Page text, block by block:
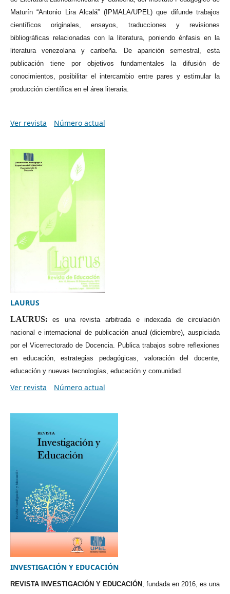
Maturín “Antonio Lira Alcalá” (IPMALA/UPEL) que difunde trabajos
cientíﬁcos originales, ensayos, traducciones y revisiones
bibliográﬁcas relacionadas con la literatura, poniendo énfasis en la
literatura venezolana y caribeña. De aparición semestral, esta
publicación tiene por objetivos fundamentales la difusión de
conocimientos, posibilitar el intercambio entre pares y estimular la
producción cientíﬁca en el área literaria.
Ver revista Número actual
LAURUS
LAURUS: es una revista arbitrada e indexada de circulación
nacional e internacional de publicación anual (diciembre), auspiciada
por el Vicerrectorado de Docencia. Publica trabajos sobre reflexiones
en educación, estrategias pedagógicas, valoración del docente,
educación y nuevas tecnologías, educación y comunidad.
Ver revista Número actual
INVESTIGACIÓN Y EDUCACIÓN
REVISTA INVESTIGACIÓN Y EDUCACIÓN , fundada en 2016, es una